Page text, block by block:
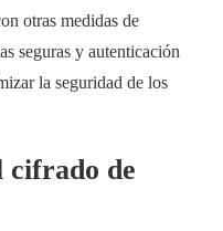
otras medidas de
seguras y autenticación
la seguridad de los
cifrado de